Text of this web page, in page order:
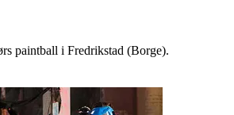
paintball i Fredrikstad (Borge).